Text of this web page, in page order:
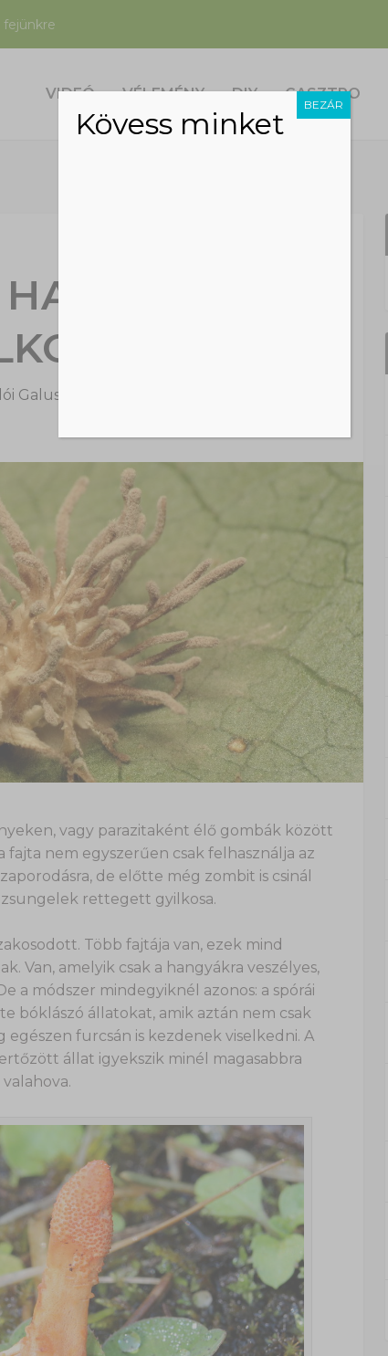
fejünkre
VIDEÓ VÉLEMÉNY DIY GASZTRO
ÍGY
GOMBA
Galuska
vagy parazitaként élő gombák között
nem egyszerűen csak felhasználja az
de előtte még zombit is csinál
rettegett gyilkosa.
Több fajtája van, ezek mind
Van, amelyik csak a hangyákra veszélyes,
a módszer mindegyiknél azonos: a spórái
bóklászó állatokat, amik aztán nem csak
furcsán is kezdenek viselkedni. A
állat igyekszik minél magasabbra
Kövess minket
BEZÁR